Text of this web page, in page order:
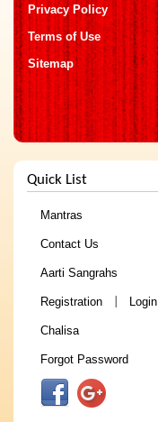
Privacy Policy
Terms of Use
Sitemap
Quick List
Mantras
Contact Us
Aarti Sangrahs
Registration Login
Chalisa
Forgot Password